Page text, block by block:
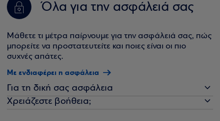
Όλα για την ασφάλειά σας
Μάθετε τι μέτρα παίρνουμε για την ασφάλειά σας, πώς
μπορείτε να προστατευτείτε και ποιες είναι οι πιο
συχνές απάτες.
Με ενδιαφέρει η ασφάλεια
Για τη δική σας ασφάλεια
Χρειάζεστε βοήθεια;